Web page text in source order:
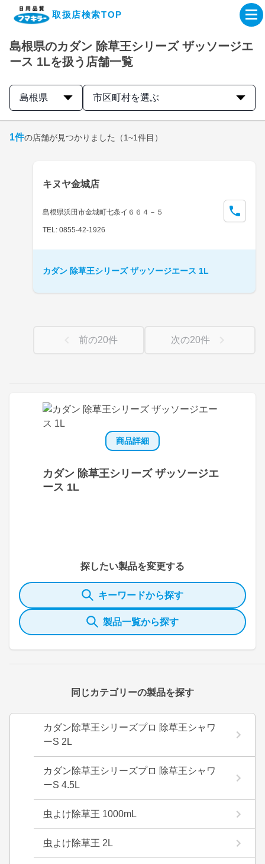
取扱店検索TOP
企業・IR情報サイト
製品情報サイト
取扱店検索はこちら
島根県のカダン 除草王シリーズ ザッソージエ
ース 1Lを扱う店舗一覧
島根県 市区町村を選ぶ
商品詳細
カダン 除草王シリーズ ザッソージエ
ース 1L
探したい製品を変更する
キーワードから探す
製品一覧から探す
同じカテゴリーの製品を探す
カダン除草王シリーズプロ 除草王シャワ
ーS 2L
カダン除草王シリーズプロ 除草王シャワ
ーS 4.5L
虫よけ除草王 1000mL
虫よけ除草王 2L
1件の店舗が見つかりました （1~1件目）
キヌヤ金城店
島根県浜田市金城町七条イ６６４－５
TEL: 0855-42-1926
カダン 除草王シリーズ ザッソージエース 1L
前の20件 次の20件